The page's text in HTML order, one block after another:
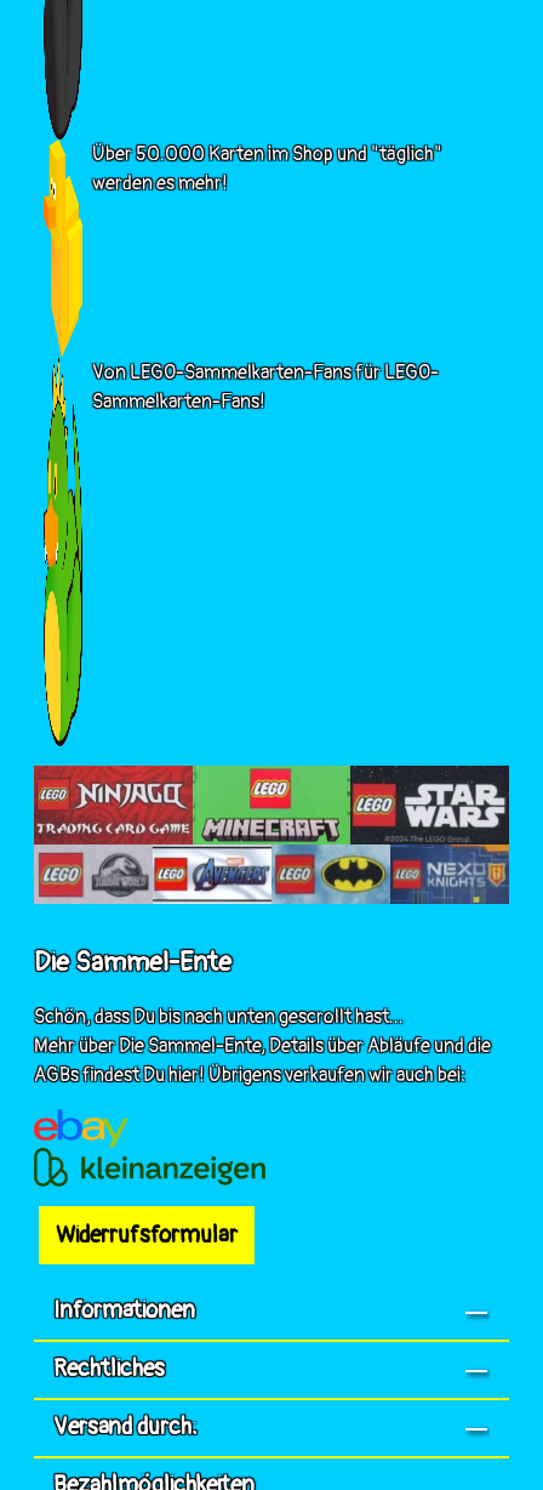
Über 50.000 Karten im Shop und "täglich"
werden es mehr!
Von LEGO-Sammelkarten-Fans für LEGO-
Sammelkarten-Fans!
Die Sammel-Ente
Schön, dass Du bis nach unten gescrollt hast...
Mehr über Die Sammel-Ente, Details über Abläufe und die
AGBs findest Du hier! Übrigens verkaufen wir auch bei:
Widerrufsformular
Informationen
Rechtliches
Versand durch: